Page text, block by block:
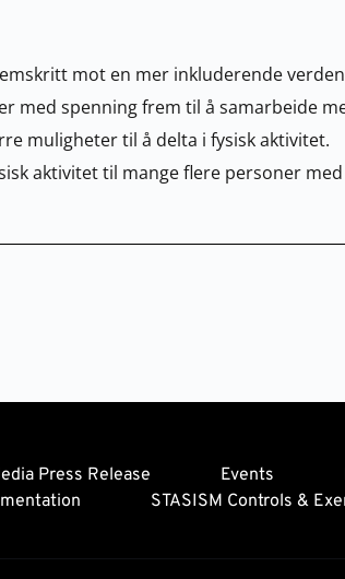
mot en mer inkluderende verden
med spenning frem til å samarbeide
muligheter til å delta i fysisk aktivitet.
aktivitet til mange flere personer med
Press Release Events
STASISM Controls &